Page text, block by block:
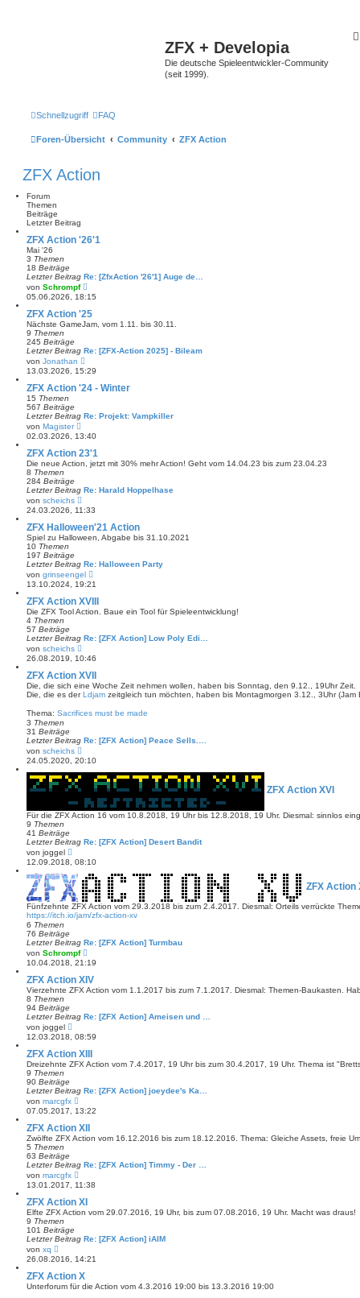
ZFX + Developia
Die deutsche Spieleentwickler-Community
(seit 1999).
Schnellzugriff FAQ
Foren-Übersicht Community ZFX Action
ZFX Action
Forum
Themen
Beiträge
Letzter Beitrag
ZFX Action '26'1
Mai '26
3 Themen
18 Beiträge
Letzter Beitrag Re: [ZfxAction '26'1] Auge de…
von Schrompf
e
u
e
s
t
r
B
i
r
05.06.2026, 18:15
ZFX Action '25
Nächste GameJam, vom 1.11. bis 30.11.
9 Themen
245 Beiträge
Letzter Beitrag Re: [ZFX-Action 2025] - Bileam
von Jonathan
e
u
e
s
e
r
e
t
r
13.03.2026, 15:29
ZFX Action '24 - Winter
15 Themen
567 Beiträge
Letzter Beitrag Re: Projekt: Vampkiller
von Magister
e
u
e
s
t
B
e
i
r
a
02.03.2026, 13:40
ZFX Action 23'1
Die neue Action, jetzt mit 30% mehr Action! Geht vom 14.04.23 bis zum 23.04.23
8 Themen
284 Beiträge
Letzter Beitrag Re: Harald Hoppelhase
von scheichs
e
u
e
s
t
B
e
i
r
a
24.03.2026, 11:33
ZFX Halloween'21 Action
Spiel zu Halloween, Abgabe bis 31.10.2021
10 Themen
197 Beiträge
Letzter Beitrag Re: Halloween Party
von grinseengel
e
u
e
s
t
B
i
r
a
g
13.10.2024, 19:21
ZFX Action XVIII
Die ZFX Tool Action. Baue ein Tool für Spieleentwicklung!
4 Themen
57 Beiträge
Letzter Beitrag Re: [ZFX Action] Low Poly Edi…
von scheichs
e
u
e
s
t
e
B
a
26.08.2019, 10:46
ZFX Action XVII
Die, die sich eine Woche Zeit nehmen wollen, haben bis Sonntag, den 9.12., 19Uhr Zeit.
Die, die es derLdjam zeitgleich tun möchten, haben bis Montagmorgen 3.12., 3Uhr (Jam
Thema: Sacrifices must be made
3 Themen
31 Beiträge
Letzter Beitrag Re: [ZFX Action] Peace Sells.…
von scheichs
e
u
e
r
B
a
24.05.2020, 20:10
ZFX Action XVI
Für die ZFX Action 16 vom 10.8.2018, 19 Uhr bis 12.8.2018, 19 Uhr. Diesmal: sinnlos
9 Themen
41 Beiträge
Letzter Beitrag Re: [ZFX Action] Desert Bandit
von joggel
e
u
e
s
t
e
r
B
t
r
a
12.09.2018, 08:10
ZFX Action
Fünfzehnte ZFX Action vom 29.3.2018 bis zum 2.4.2017. Diesmal: Orteils verrückte
https://itch.io/jam/zfx-action-xv
6 Themen
76 Beiträge
Letzter Beitrag Re: [ZFX Action] Turmbau
von Schrompf
e
u
e
s
t
r
B
i
r
a
10.04.2018, 21:19
ZFX Action XIV
Vierzehnte ZFX Action vom 1.1.2017 bis zum 7.1.2017. Diesmal: Themen-Baukasten.
8 Themen
94 Beiträge
Letzter Beitrag Re: [ZFX Action] Ameisen und …
von joggel
e
u
e
s
t
B
e
r
a
12.03.2018, 08:59
ZFX Action XIII
Dreizehnte ZFX Action vom 7.4.2017, 19 Uhr bis zum 30.4.2017, 19 Uhr. Thema ist
9 Themen
90 Beiträge
Letzter Beitrag Re: [ZFX Action] joeydee's Ka…
von marcgfx
e
u
e
s
t
B
i
r
a
07.05.2017, 13:22
ZFX Action XII
Zwölfte ZFX Action vom 16.12.2016 bis zum 18.12.2016. Thema: Gleiche Assets, freie
5 Themen
63 Beiträge
Letzter Beitrag Re: [ZFX Action] Timmy - Der …
von marcgfx
e
u
e
s
t
B
i
r
a
13.01.2017, 11:38
ZFX Action XI
Elfte ZFX Action vom 29.07.2016, 19 Uhr, bis zum 07.08.2016, 19 Uhr. Macht was draus!
9 Themen
101 Beiträge
Letzter Beitrag Re: [ZFX Action] iAIM
von xq
e
u
e
s
t
26.08.2016, 14:21
ZFX Action X
Unterforum für die Action vom 4.3.2016 19:00 bis 13.3.2016 19:00